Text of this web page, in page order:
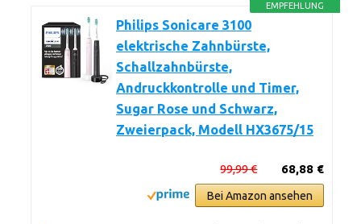
EMPFEHLUNG
Philips Sonicare 3100
elektrische Zahnbürste,
Schallzahnbürste,
Andruckkontrolle und Timer,
Sugar Rose und Schwarz,
Zweierpack, Modell HX3675/15
68,88 €
99,99 €
Bei Amazon ansehen